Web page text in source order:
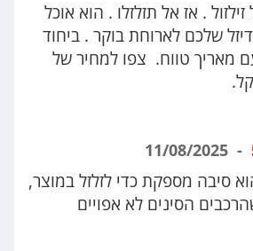
. אז אל תזלזלו . הוא אוכל
שלכם לארוחת בוקר . ביחוד
מאריך טווח. צפו למחיר של
סיבה מספקת כדי לזלזל במוצר,
הסינים לא אפויים